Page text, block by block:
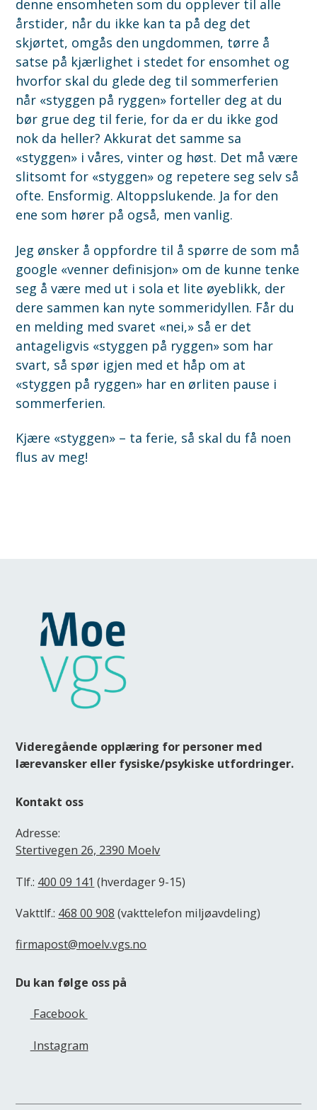
denne ensomheten som du opplever til alle
årstider, når du ikke kan ta på deg det
skjørtet, omgås den ungdommen, tørre å
satse på kjærlighet i stedet for ensomhet og
hvorfor skal du glede deg til sommerferien
når «styggen på ryggen» forteller deg at du
bør grue deg til ferie, for da er du ikke god
nok da heller? Akkurat det samme sa
«styggen» i våres, vinter og høst. Det må være
slitsomt for «styggen» og repetere seg selv så
ofte. Ensformig. Altoppslukende. Ja for den
ene som hører på også, men vanlig.
Jeg ønsker å oppfordre til å spørre de som må
google «venner definisjon» om de kunne tenke
seg å være med ut i sola et lite øyeblikk, der
dere sammen kan nyte sommeridyllen. Får du
en melding med svaret «nei,» så er det
antageligvis «styggen på ryggen» som har
svart, så spør igjen med et håp om at
«styggen på ryggen» har en ørliten pause i
sommerferien.
Kjære «styggen» – ta ferie, så skal du få noen
flus av meg!
Videregående opplæring for personer med
lærevansker eller fysiske/psykiske utfordringer.
Kontakt oss
Adresse:
Stertivegen 26, 2390 Moelv
Tlf.: 400 09 141 (hverdager 9-15)
Vakttlf.: 468 00 908 (vakttelefon miljøavdeling)
firmapost@moelv.vgs.no
Du kan følge oss på
Facebook
Instagram